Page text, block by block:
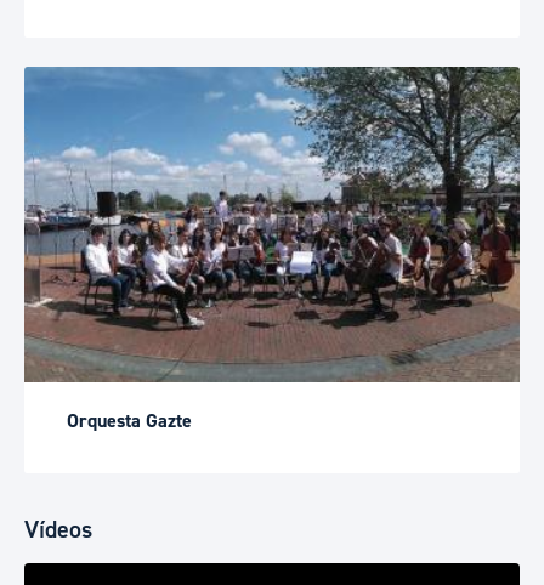
Orquesta Gazte
Vídeos